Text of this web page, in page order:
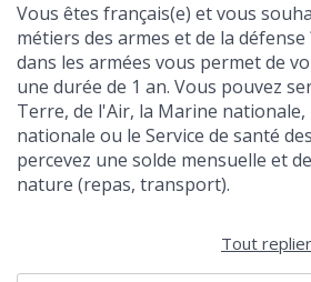
Vous êtes français(e) et vous
métiers des armes et de la
dans les armées vous permet de
une durée de 1 an. Vous pouvez
Terre, de l'Air, la Marine nationale,
nationale ou le Service de santé
percevez une solde mensuelle et
nature (repas, transport).
Tout replier